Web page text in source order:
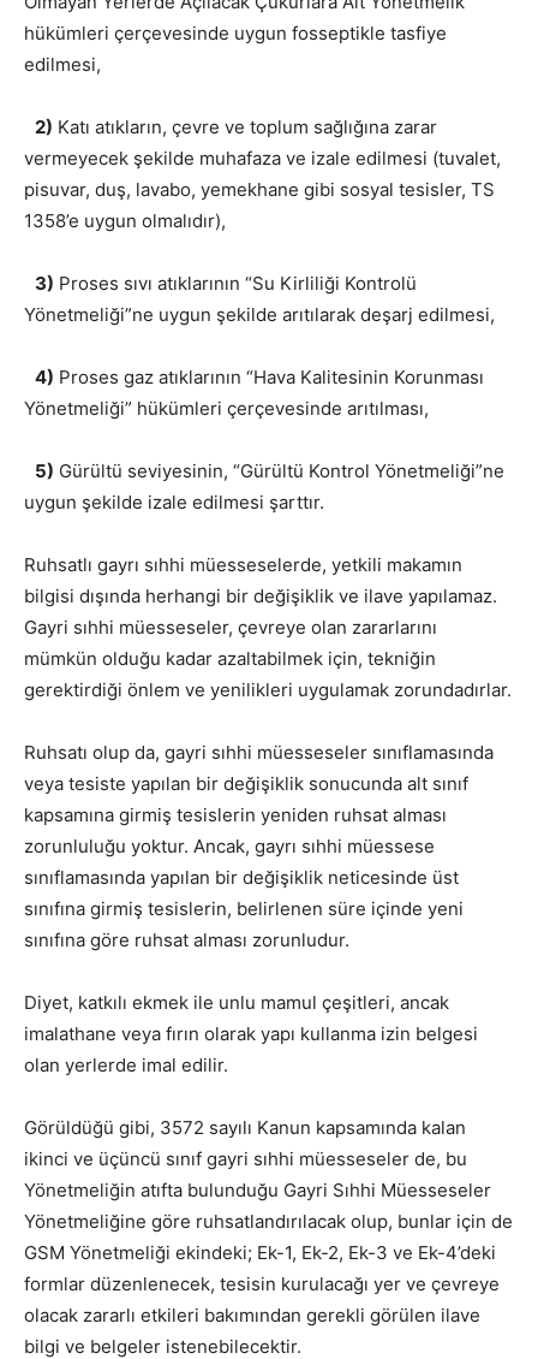
hükümleri çerçevesinde uygun fosseptikle tasfiye
edilmesi,
2) Katı atıkların, çevre ve toplum sağlığına zarar
vermeyecek şekilde muhafaza ve izale edilmesi (tuvalet,
pisuvar, duş, lavabo, yemekhane gibi sosyal tesisler, TS
1358’e uygun olmalıdır),
3) Proses sıvı atıklarının “Su Kirliliği Kontrolü
Yönetmeliği”ne uygun şekilde arıtılarak deşarj edilmesi,
4) Proses gaz atıklarının “Hava Kalitesinin Korunması
Yönetmeliği” hükümleri çerçevesinde arıtılması,
5) Gürültü seviyesinin, “Gürültü Kontrol Yönetmeliği”ne
uygun şekilde izale edilmesi şarttır.
Ruhsatlı gayrı sıhhi müesseselerde, yetkili makamın
bilgisi dışında herhangi bir değişiklik ve ilave yapılamaz.
Gayri sıhhi müesseseler, çevreye olan zararlarını
mümkün olduğu kadar azaltabilmek için, tekniğin
gerektirdiği önlem ve yenilikleri uygulamak zorundadırlar.
Ruhsatı olup da, gayri sıhhi müesseseler sınıflamasında
veya tesiste yapılan bir değişiklik sonucunda alt sınıf
kapsamına girmiş tesislerin yeniden ruhsat alması
zorunluluğu yoktur. Ancak, gayrı sıhhi müessese
sınıflamasında yapılan bir değişiklik neticesinde üst
sınıfına girmiş tesislerin, belirlenen süre içinde yeni
sınıfına göre ruhsat alması zorunludur.
Diyet, katkılı ekmek ile unlu mamul çeşitleri, ancak
imalathane veya fırın olarak yapı kullanma izin belgesi
olan yerlerde imal edilir.
Görüldüğü gibi, 3572 sayılı Kanun kapsamında kalan
ikinci ve üçüncü sınıf gayri sıhhi müesseseler de, bu
Yönetmeliğin atıfta bulunduğu Gayri Sıhhi Müesseseler
Yönetmeliğine göre ruhsatlandırılacak olup, bunlar için de
GSM Yönetmeliği ekindeki; Ek-1, Ek-2, Ek-3 ve Ek-4’deki
formlar düzenlenecek, tesisin kurulacağı yer ve çevreye
olacak zararlı etkileri bakımından gerekli görülen ilave
bilgi ve belgeler istenebilecektir.